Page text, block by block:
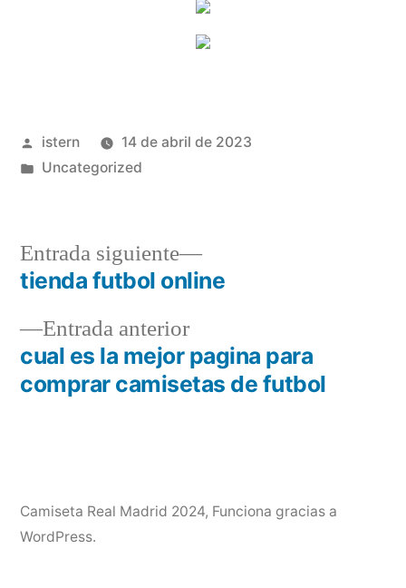
Publicado
por
istern
14 de abril de 2023
Publicado
Uncategorized
Navegación
de
entradas
Entrada anteriorEntrada
anterior:
cual es la mejor pagina para
comprar camisetas de futbol
Entrada siguiente
Entrada
siguiente:
tienda futbol online
Camiseta Real Madrid 2024, Funciona gracias a
WordPress.